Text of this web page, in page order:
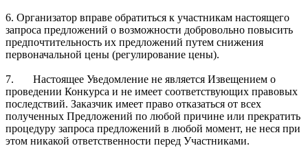
6. Организатор вправе обратиться к участникам настоящего
запроса предложений о возможности добровольно повысить
предпочтительность их предложений путем снижения
первоначальной цены (регулирование цены).
7.
Настоящее Уведомление не является Извещением о
проведении Конкурса и не имеет соответствующих правовых
последствий. Заказчик имеет право отказаться от всех
полученных Предложений по любой причине или прекратить
процедуру запроса предложений в любой момент, не неся при
этом никакой ответственности перед Участниками.